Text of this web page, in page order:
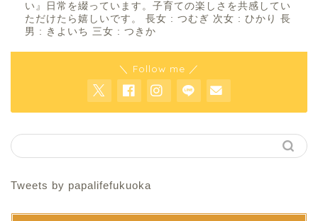
い』日常を綴っています。子育ての楽しさを共感してい
ただけたら嬉しいです。 長女 : つむぎ 次女 : ひかり 長
男 : きよいち 三女 : つきか
＼ Follow me ／
Tweets by papalifefukuoka